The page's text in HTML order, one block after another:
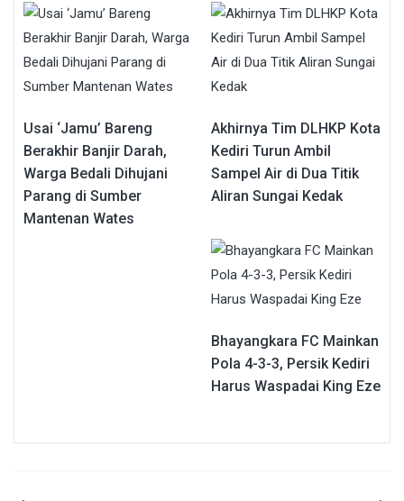
Usai ‘Jamu’ Bareng
Berakhir Banjir Darah,
Warga Bedali Dihujani
Parang di Sumber
Mantenan Wates
Akhirnya Tim DLHKP Kota
Kediri Turun Ambil
Sampel Air di Dua Titik
Aliran Sungai Kedak
Bhayangkara FC Mainkan
Pola 4-3-3, Persik Kediri
Harus Waspadai King Eze